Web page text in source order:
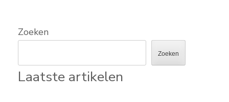
Zoeken
Zoeken
Laatste artikelen